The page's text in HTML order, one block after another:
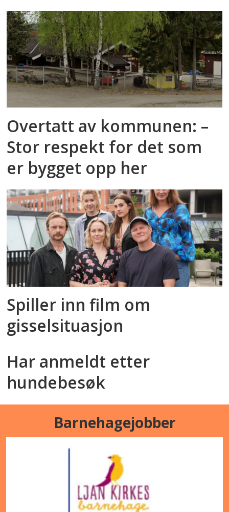
Overtatt av kommunen: –
Stor respekt for det som
er bygget opp her
Spiller inn film om
gisselsituasjon
Har anmeldt etter
hundebesøk
Barnehagejobber